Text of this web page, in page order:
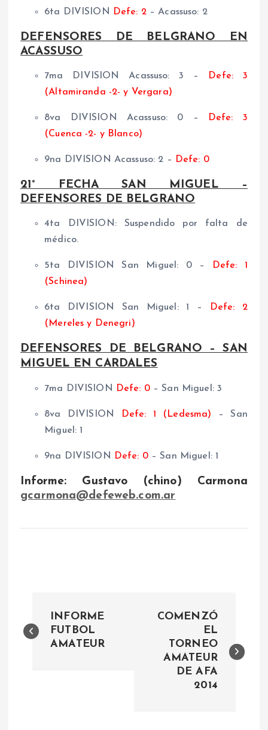
6ta DIVISION Defe: 2– Acassuso: 2
DEFENSORES DE BELGRANO EN
ACASSUSO
7ma DIVISION Acassuso: 3 –
Defe: 3
(Altamiranda -2- y Vergara)
8va DIVISION Acassuso: 0 –
Defe: 3
(Cuenca -2- y Blanco)
9na DIVISION Acassuso: 2 – Defe: 0
21° FECHA SAN MIGUEL –
DEFENSORES DE BELGRANO
4ta DIVISION: Suspendido por falta de
médico.
5ta DIVISION San Miguel: 0 –
Defe: 1
(Schinea)
6ta DIVISION San Miguel: 1 –
Defe: 2
(Mereles y Denegri)
DEFENSORES DE BELGRANO – SAN
MIGUEL EN CARDALES
7ma DIVISION Defe: 0 – San Miguel: 3
8va DIVISION Defe: 1 (Ledesma)
– San
Miguel: 1
9na DIVISION Defe: 0 – San Miguel: 1
Informe: Gustavo (chino) Carmona
gcarmona@defeweb.com.ar
a
INFORME
FUTBOL
AMATEUR
COMENZÓ
EL
TORNEO
AMATEUR
DE AFA
2014